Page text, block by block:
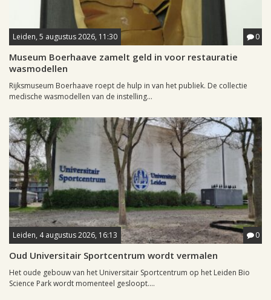
Leiden, 5 augustus 2026, 11:30 0
Museum Boerhaave zamelt geld in voor restauratie
wasmodellen
Rijksmuseum Boerhaave roept de hulp in van het publiek. De collectie
medische wasmodellen van de instelling...
Leiden, 4 augustus 2026, 16:13 0
Oud Universitair Sportcentrum wordt vermalen
Het oude gebouw van het Universitair Sportcentrum op het Leiden Bio
Science Park wordt momenteel gesloopt....